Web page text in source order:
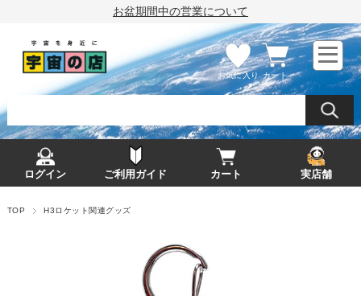
お盆期間中の営業について
お気に入り カート
ログイン ご利用ガイド カート 実店舗
TOP H3ロケット関連グッズ